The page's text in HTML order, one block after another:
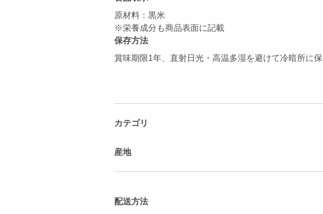
原材料：黒米
※栄養成分も商品表面に記載
保存方法
賞味期限1年、直射日光・高温多湿を避けて冷暗所に
カテゴリ
産地
配送方法